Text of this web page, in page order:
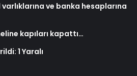
varlıklarına ve banka hesaplarına
kapıları kapattı…
1 Yaralı